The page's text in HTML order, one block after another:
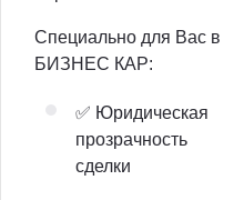
Специально для Вас в
БИЗНЕС КАР:
✅ Юридическая
прозрачность
сделки